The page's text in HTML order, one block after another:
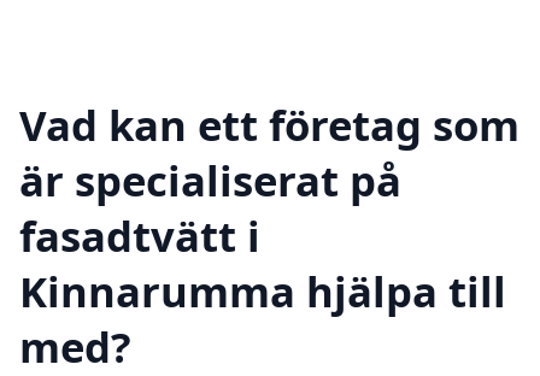
Vad kan ett företag som
är specialiserat på
fasadtvätt i
Kinnarumma hjälpa till
med?